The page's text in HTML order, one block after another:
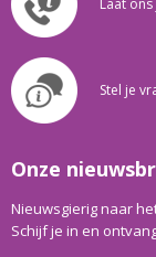
Stel je
Onze
Nieuwsgierig naar
Schijf je in en